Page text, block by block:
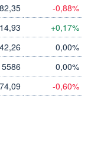
82,35 -0,88%
+0,17%
0,00%
0,00%
74,09 -0,60%